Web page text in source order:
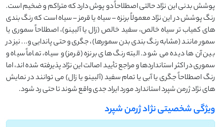
پوشش بدنی این نژاد حالتی اصطلاحاً دو پوش دارد که متراکم و ضخیم است.
رنگ پوشش در این نژاد معمولاً برنزه – سیاه یا قرمز – سیاه است که رنگ بندی
های کمیاب تر سیاه خالص، سفید خالص (زال یا آلبینو)، اصطلاحاً سموری یا
سمور مانند (مشابه رنگ بندی بدن سمورها)، جگری و حتی پاندایی و... نیز در
بین آن ها دیده می شود. البته رنگ های برنزه (قرمز) و سیاه، تماماً سیاه و
سموری در اکثر استانداردها و مراجع تأیید اصالت این نژاد پذیرفته شده اند، اما
رنگ اصطلاحاً جگری یا آبی یا تمام سفید (آلبینو یا زال) می توانند در نمایش
های نژاد ژرمن شپرد استاندارد مورد ایراد جدی واقع شوند تا حتی رد شود.
ویژگی شخصیتی نژاد ژرمن شپرد